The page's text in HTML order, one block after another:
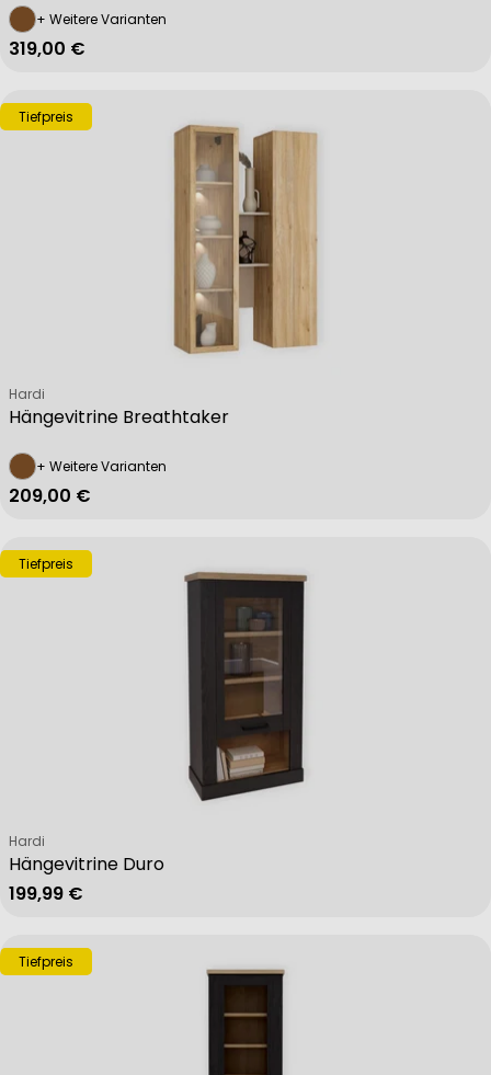
+ Weitere Varianten
Regulärer Preis
319,00 €
Tiefpreis
Hängevitrine Breathtaker
Verkäufer:
Hardi
+ Weitere Varianten
Regulärer Preis
209,00 €
Tiefpreis
Hängevitrine Duro
Verkäufer:
Hardi
Regulärer Preis
199,99 €
Tiefpreis